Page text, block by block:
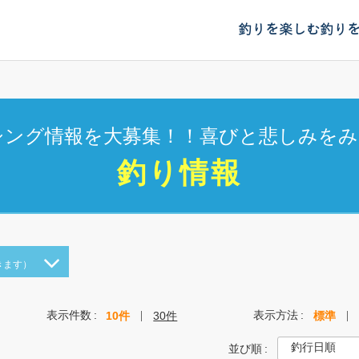
釣りを楽しむ釣り
グ情報を大募集！！喜びと悲しみを
釣り情報
す）
表示件数 10件 30件 表示方法 標準
並び順